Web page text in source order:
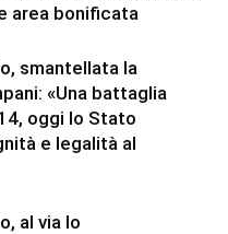
area bonificata
smantellata la
«Una battaglia
oggi lo Stato
e legalità al
al via lo